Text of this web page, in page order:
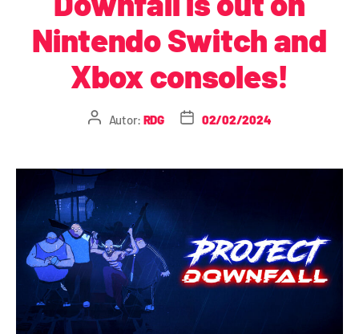
Nintendo Switch and
Xbox consoles!
Autor: RDG 02/02/2024